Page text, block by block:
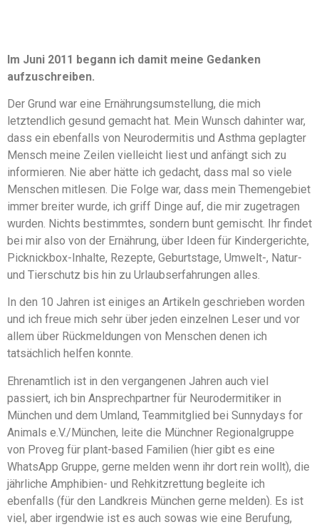
Im Juni 2011 begann ich damit meine Gedanken
aufzuschreiben.
Der Grund war eine Ernährungsumstellung, die mich
letztendlich gesund gemacht hat. Mein Wunsch dahinter war,
dass ein ebenfalls von Neurodermitis und Asthma geplagter
Mensch meine Zeilen vielleicht liest und anfängt sich zu
informieren. Nie aber hätte ich gedacht, dass mal so viele
Menschen mitlesen. Die Folge war, dass mein Themengebiet
immer breiter wurde, ich griff Dinge auf, die mir zugetragen
wurden. Nichts bestimmtes, sondern bunt gemischt. Ihr findet
bei mir also von der Ernährung, über Ideen für Kindergerichte,
Picknickbox-Inhalte, Rezepte, Geburtstage, Umwelt-, Natur-
und Tierschutz bis hin zu Urlaubserfahrungen alles.
In den 10 Jahren ist einiges an Artikeln geschrieben worden
und ich freue mich sehr über jeden einzelnen Leser und vor
allem über Rückmeldungen von Menschen denen ich
tatsächlich helfen konnte.
Ehrenamtlich ist in den vergangenen Jahren auch viel
passiert, ich bin Ansprechpartner für Neurodermitiker in
München und dem Umland, Teammitglied bei Sunnydays for
Animals e.V./München, leite die Münchner Regionalgruppe
von Proveg für plant-based Familien (hier gibt es eine
WhatsApp Gruppe, gerne melden wenn ihr dort rein wollt), die
jährliche Amphibien- und Rehkitzrettung begleite ich
ebenfalls (für den Landkreis München gerne melden). Es ist
viel, aber irgendwie ist es auch sowas wie eine Berufung,